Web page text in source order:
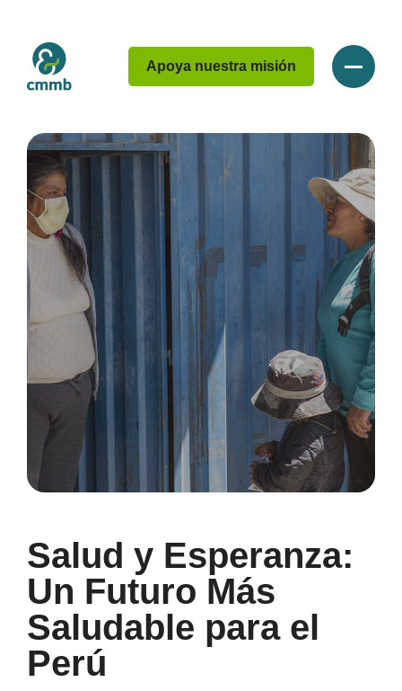
Apoya nuestra misión
Salud y Esperanza:
Un Futuro Más
Saludable para el
Perú